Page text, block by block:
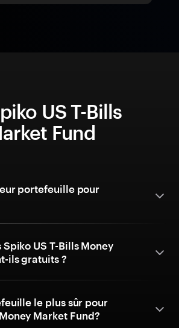
US T-Bills
Fund
portefeuille pour
US T-Bills Money
ils gratuits ?
le plus sûr pour
Market Fund?